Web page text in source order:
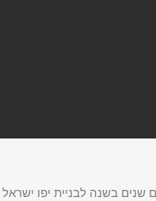
בשנה לבניית יפו ישראל